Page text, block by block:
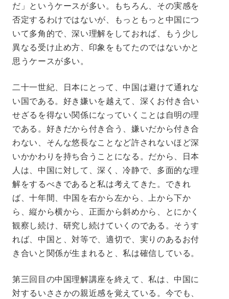
だ」というケースが多い。もちろん、その実感を
否定するわけではないが、もっともっと中国につ
いて多角的で、深い理解をしておれば、もう少し
異なる受け止め方、印象をもてたのではないかと
思うケースが多い。
二十一世紀、日本にとって、中国は避けて通れな
い国である。好き嫌いを越えて、深くお付き合い
せざるを得ない関係になっていくことは自明の理
である。好きだから付き合う、嫌いだから付き合
わない、そんな悠長なことなど許されないほど深
いかかわりを持ち合うことになる。だから、日本
人は、中国に対して、深く、冷静で、多面的な理
解をするべきであると私は考えてきた。できれ
ば、十年間、中国を右から左から、上から下か
ら、縦から横から、正面から斜めから、とにかく
観察し続け、研究し続けていくのである。そうす
れば、中国と、対等で、適切で、実りのあるお付
き合いと関係が生まれると、私は確信している。
第三回目の中国理解講座を終えて、私は、中国に
対するいささかの親近感を覚えている。今でも、